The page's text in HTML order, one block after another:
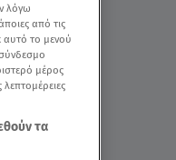
λόγω
από τις
αυτό το μενού
μέρος
τα